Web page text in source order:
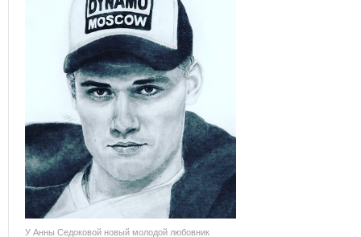
У Анны Седоковой новый молодой любовник